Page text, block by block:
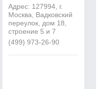
Адрес: 127994, г.
Москва, Вадковский
переулок, дом 18,
строение 5 и 7
(499) 973-26-90